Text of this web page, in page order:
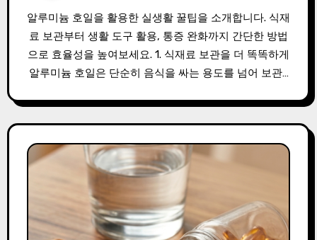
알루미늄 호일을 활용한 실생활 꿀팁을 소개합니다. 식재
료 보관부터 생활 도구 활용, 통증 완화까지 간단한 방법
으로 효율성을 높여보세요. 1. 식재료 보관을 더 똑똑하게
알루미늄 호일은 단순히 음식을 싸는 용도를 넘어 보관…